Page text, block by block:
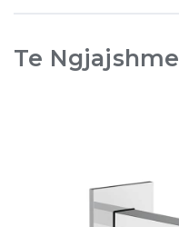
Te Ngjajshme